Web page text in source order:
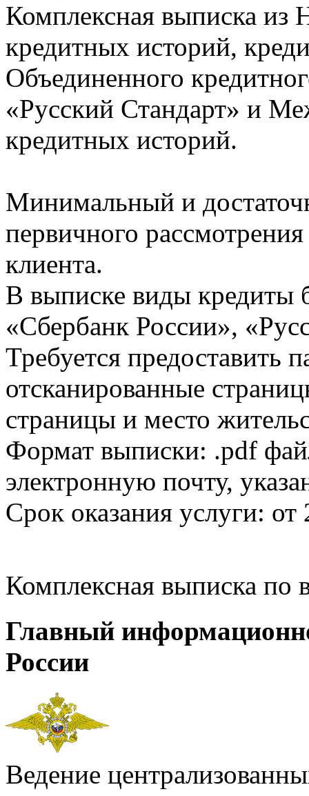
Комплексная выписка из
кредитных историй,
Объединенного
«Русский Стандарт» и
кредитных историй.
Минимальный и
первичного
клиента.
В выписке виды кредиты
«Сбербанк России»,
Требуется предоставить
отсканированные
страницы и место
Формат выписки: .pdf
электронную почту,
Срок оказания услуги: от
Комплексная выписка
Главный
России
Ведение